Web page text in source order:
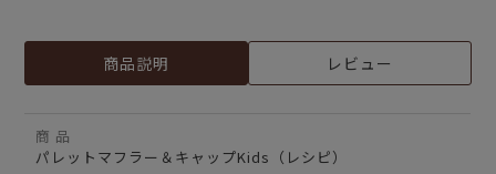
商品説明 レビュー
商 品
パレットマフラー＆キャップKids（レシピ）